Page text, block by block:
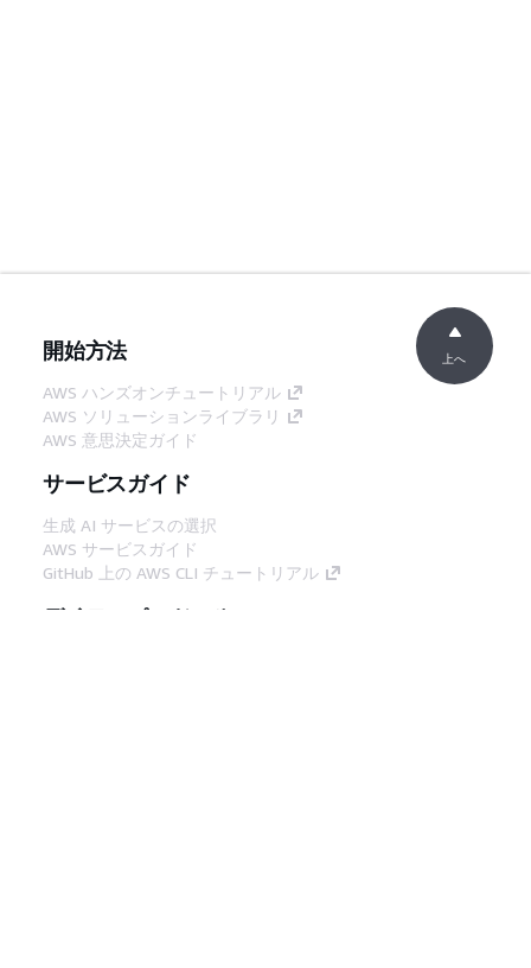
開始方法
AWS ハンズオンチュートリアル
AWS ソリューションライブラリ
AWS 意思決定ガイド
サービスガイド
生成 AI サービスの選択
AWS サービスガイド
GitHub 上の AWS CLI チュートリアル
デベロッパーツール
上へ